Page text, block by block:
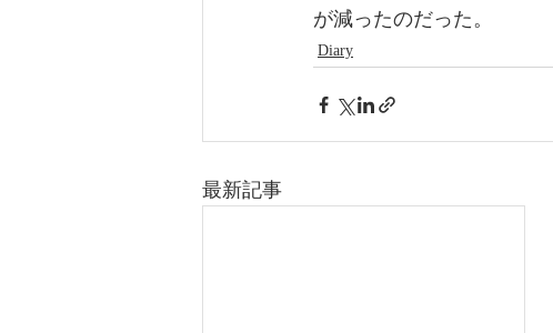
が減ったのだった。
Diary
最新記事